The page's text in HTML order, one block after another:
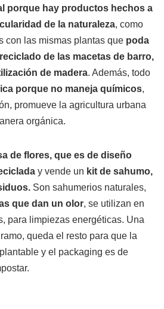
porque hay productos hechos a
de la naturaleza, como
con las mismas plantas que poda
reciclado de las macetas de barro,
de madera. Además, todo
porque no maneja químicos,
promueve la agricultura urbana
orgánica.
de flores, que es de diseño
y vende un kit de sahumo,
Son sahumerios naturales,
que dan un olor, se utilizan en
para limpiezas energéticas. Una
queda el resto para que la
y el packaging es de